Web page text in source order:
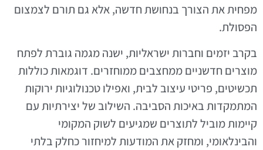
מפחית את הצורך בנחושת חדשה, אלא גם תורם לצמצום
הפסולת.
בקרב יזמים וחברות ישראליות, ישנה מגמה גוברת לפתח
מוצרים חדשניים ממחצבים ממוחזרים. דוגמאות כוללות
תכשיטים, פריטי עיצוב לבית, ואפילו טכנולוגיות ירוקות
המתמקדות באיכות הסביבה. השילוב של יצירתיות עם
קיימות מוביל לתוצרים שמגיעים לשוק המקומי
והבינלאומי, ומחזק את המודעות למיחזור כחלק בלתי